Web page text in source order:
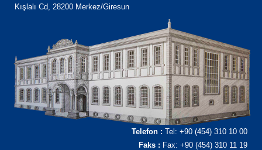
Kışlalı Cd, 28200 Merkez/Giresun
Telefon : Tel: +90 (454) 310 10 00
Faks : Fax: +90 (454) 310 11 19